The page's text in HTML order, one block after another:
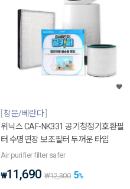
창문/베란다
위닉스 CAF-NK331 공기청정기호환필
터 수명연장 보조필터 두꺼운 타입
Air purifier filter safer
₩11,690 ₩12,300 5%